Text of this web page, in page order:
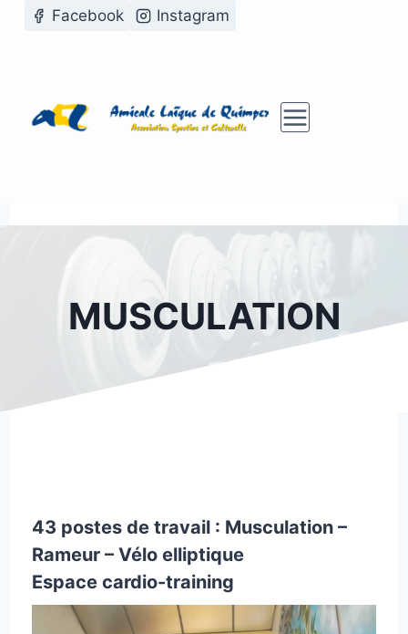
Facebook Instagram
MUSCULATION
43 postes de travail : Musculation –
Rameur – Vélo elliptique
Espace cardio-training